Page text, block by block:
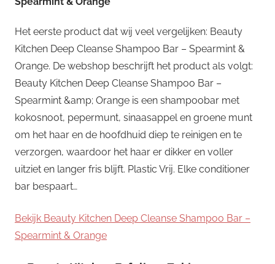
Het eerste product dat wij veel vergelijken: Beauty
Kitchen Deep Cleanse Shampoo Bar – Spearmint &
Orange. De webshop beschrijft het product als volgt:
Beauty Kitchen Deep Cleanse Shampoo Bar –
Spearmint &amp; Orange is een shampoobar met
kokosnoot, pepermunt, sinaasappel en groene munt
om het haar en de hoofdhuid diep te reinigen en te
verzorgen, waardoor het haar er dikker en voller
uitziet en langer fris blijft. Plastic Vrij. Elke conditioner
bar bespaart…
Bekijk Beauty Kitchen Deep Cleanse Shampoo Bar –
Spearmint & Orange